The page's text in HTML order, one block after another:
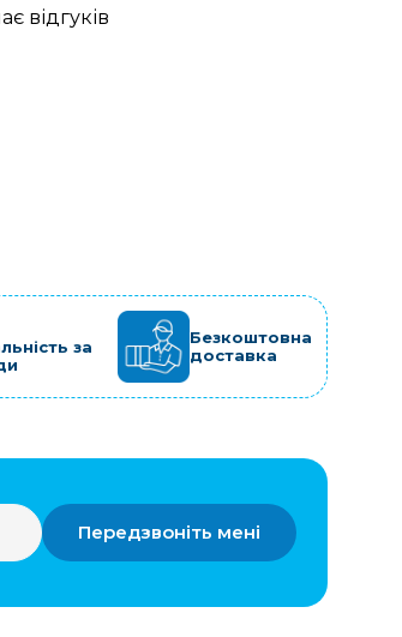
відгуків
за
Безкоштовна
доставка
Передзвоніть мені